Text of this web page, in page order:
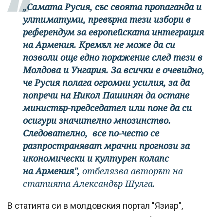
„Самата Русия, със своята пропаганда и
ултиматуми, превърна тези избори в
референдум за европейската интеграция
на Армения. Кремъл не може да си
позволи още едно поражение след тези в
Молдова и Унгария. За всички е очевидно,
че Русия полага огромни усилия, за да
попречи на Никол Пашинян да остане
министър-председател или поне да си
осигури значително мнозинство.
Следователно, все по-често се
разпространяват мрачни прогнози за
икономически и културен колапс
на Армения", отбелязва авторът на
статията Александър Шулга.
В статията си в молдовския портал "Язиар",